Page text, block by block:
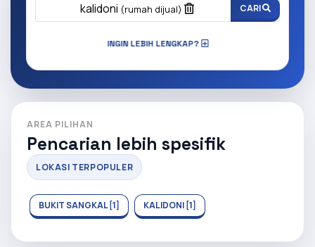
kalidoni (rumah dijual) CARI
INGIN LEBIH LENGKAP?
AREA PILIHAN
Pencarian lebih spesifik
LOKASI TERPOPULER
BUKIT SANGKAL [1] KALIDONI [1]